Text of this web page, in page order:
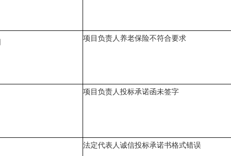
项目负责人养老保险不符合要求
项目负责人投标承诺函未签字
法定代表人诚信投标承诺书格式错误